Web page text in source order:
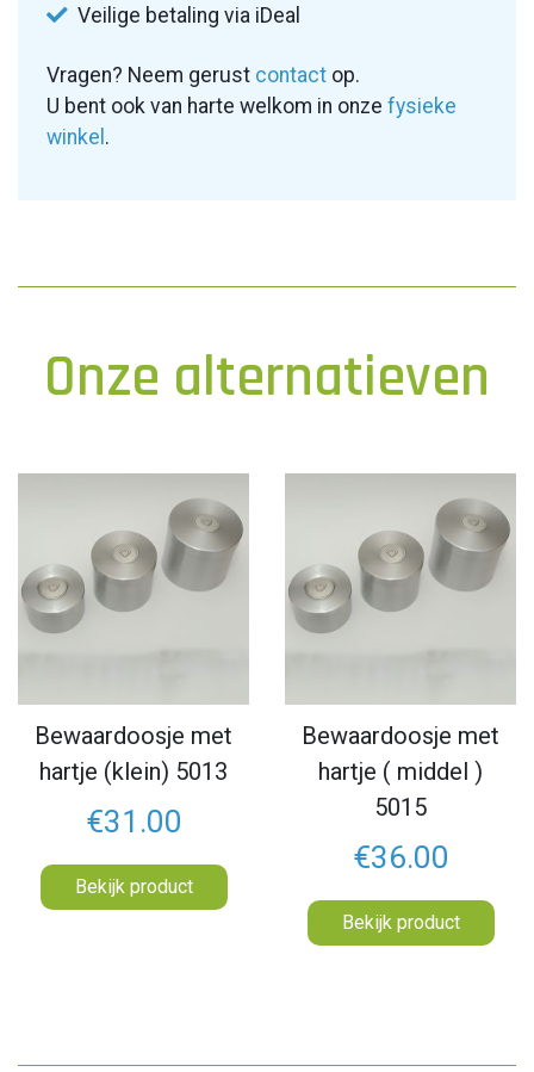
Veilige betaling via iDeal
Vragen? Neem gerust contact op.
U bent ook van harte welkom in onze fysieke
winkel .
Onze alternatieven
Bewaardoosje met
hartje (klein) 5013
€31.00
Bekijk product
Bewaardoosje met
hartje ( middel )
5015
€36.00
Bekijk product